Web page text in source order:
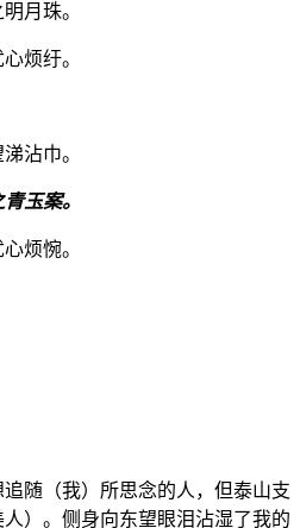
月珠。
烦纡。
沾巾。
玉案。
烦惋。
随（我）所思念的人，但泰山支
）。侧身向东望眼泪沾湿了我的